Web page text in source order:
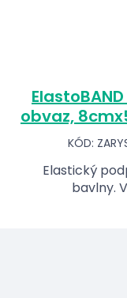
obvaz,
KÓD:
Elastický
bavlny.